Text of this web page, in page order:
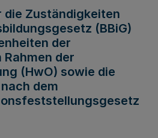
die Zuständigkeiten
(BBiG)
der
der
(HwO) sowie die
dem